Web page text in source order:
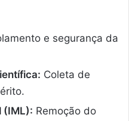
e segurança da
Coleta de
(IML): Remoção do